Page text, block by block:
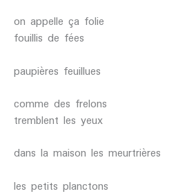
on appelle ça folie
fouillis de fées
paupières feuillues
comme des frelons
tremblent les yeux
dans la maison les meurtrières
les petits planctons